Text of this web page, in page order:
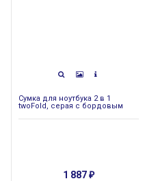
Сумка для ноутбука 2 в 1
twoFold, серая с бордовым
1 887 ₽